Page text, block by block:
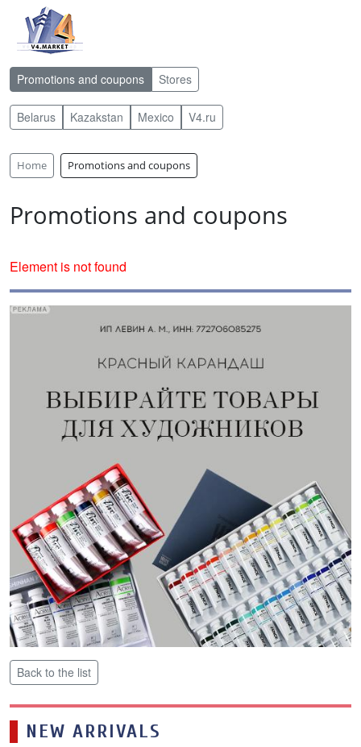
Promotions and coupons Stores
Belarus Kazakstan Mexico V4.ru
Home Promotions and coupons
Promotions and coupons
Element is not found
Back to the list
NEW ARRIVALS